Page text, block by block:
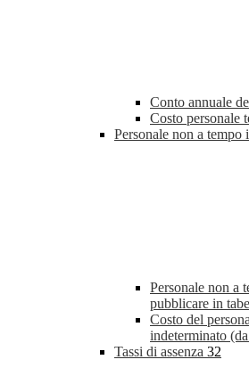
Conto annuale
Costo personale
Personale non a tempo
Personale non a
pubblicare in
Costo del
indeterminato
Tassi di assenza 32